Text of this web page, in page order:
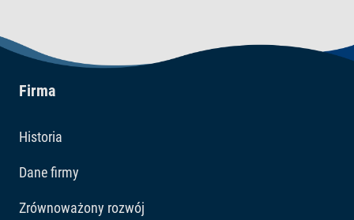
Firma
Historia
Dane firmy
Zrównoważony rozwój